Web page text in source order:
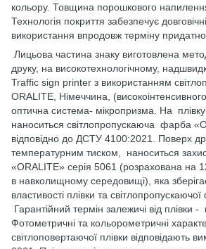
кольору. Товщина порошкового
Технологія покриття забезпечує
використання впродовж терміну
Лицьова частина знаку виготовлена
друку, на високотехнологічному,
Traffic sign printer з використанням
ORALITE, Німеччина,
оптична система- мікропризма. На
наноситься світлопропускаюча фарба
відповідно до ДСТУ 4100:2021. Поверх
температурним тиском, наноситься
«ORALITE» серія 5061 (розрахована на
в навколищному середовищі), яка
властивості плівки та
Гарантійний термін залежичі від плівки -
Фотометричні та кольорометричні
світлоповертаючої плівки відповідають